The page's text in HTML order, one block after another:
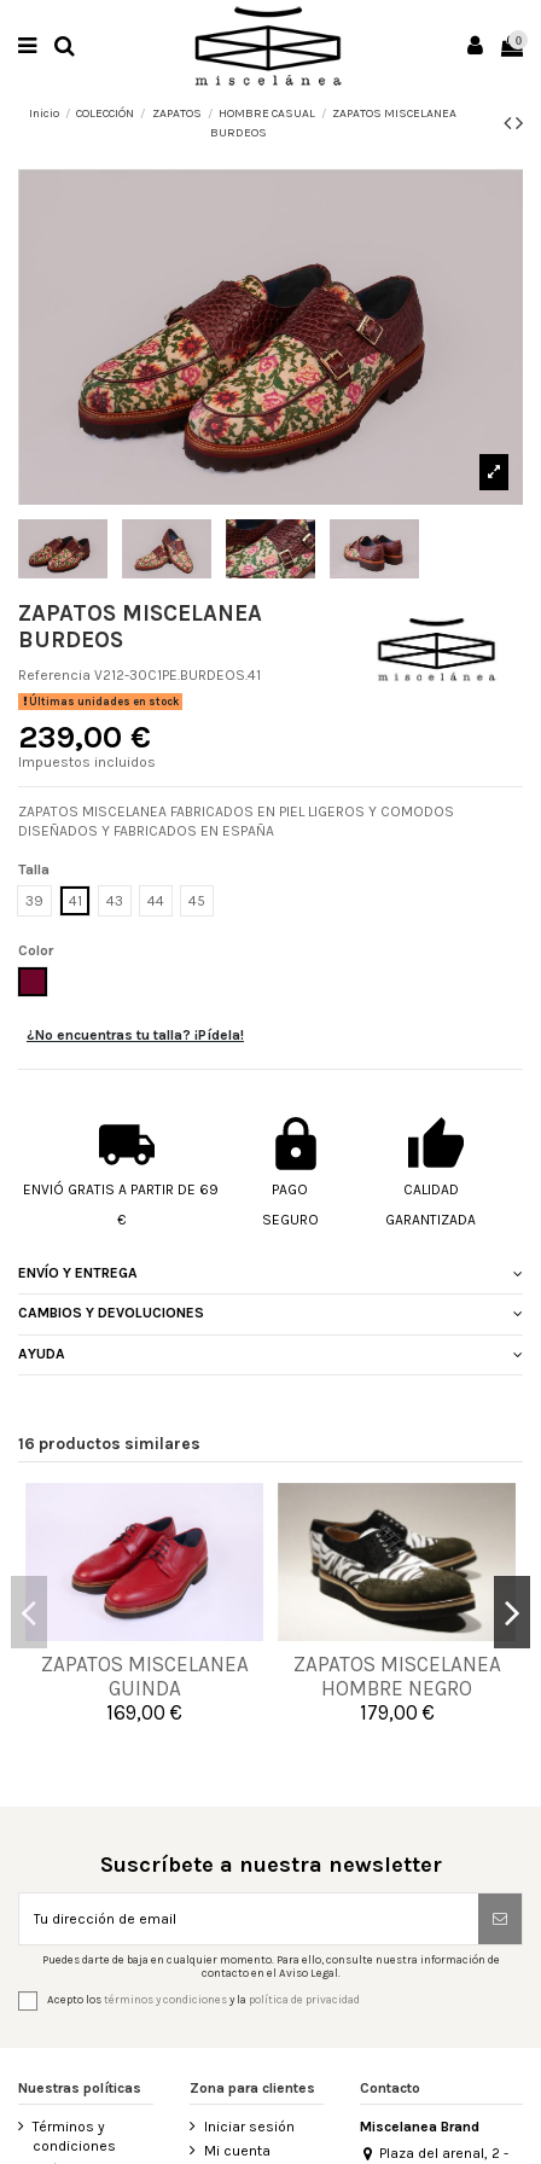
0
Inicio COLECCIÓN ZAPATOS HOMBRE CASUAL
ZAPATOS MISCELANEA
BURDEOS
ZAPATOS MISCELANEA
BURDEOS
Referencia V212-30C1PE.BURDEOS.41
Últimas unidades en stock
239,00 €
Impuestos incluidos
ZAPATOS MISCELANEA FABRICADOS EN PIEL LIGEROS Y COMODOS
DISEÑADOS Y FABRICADOS EN ESPAÑA
Talla
39
41 43 44 45
Color
¿No encuentras tu talla? ¡Pídela!
ENVIÓ GRATIS A PARTIR DE 69
€
PAGO
SEGURO
CALIDAD
GARANTIZADA
ENVÍO Y ENTREGA
CAMBIOS Y DEVOLUCIONES
AYUDA
16 productos similares
ZAPATOS MISCELANEA
GUINDA
169,00 €
38 39 42
44
46 47
ZAPATOS MISCELANEA
HOMBRE NEGRO
179,00 €
41
Añadir al carrito
Suscríbete a nuestra newsletter
Puedes darte de baja en cualquier momento. Para ello, consulte nuestra información de
contacto en el Aviso Legal.
Acepto lostérminos y condicionesy la política de privacidad
Nuestras políticas
Términos y
condiciones
Zona para clientes
Iniciar sesión
Mi cuenta
Contacto
Miscelanea Brand
Plaza del arenal, 2 -